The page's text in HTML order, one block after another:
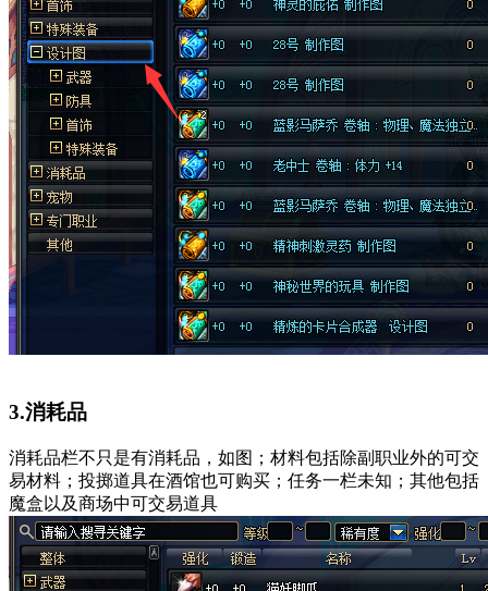
3.消耗品
消耗品栏不只是有消耗品，如图；材料包括除副职业外的可交
易材料；投掷道具在酒馆也可购买；任务一栏未知；其他包括
魔盒以及商场中可交易道具